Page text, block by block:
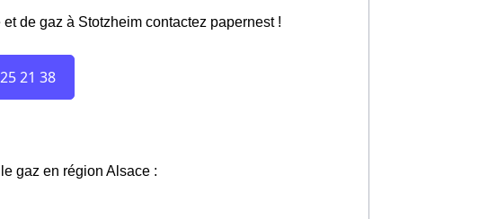
de gaz à Stotzheim contactez papernest !
gaz en région Alsace :